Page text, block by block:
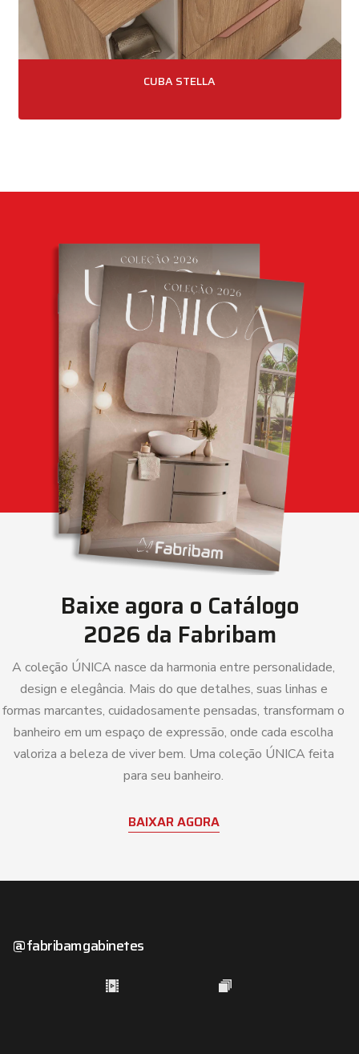
CUBA STELLA
Baixe agora o Catálogo
2026 da Fabribam
A coleção ÚNICA nasce da harmonia entre personalidade,
design e elegância. Mais do que detalhes, suas linhas e
formas marcantes, cuidadosamente pensadas, transformam o
banheiro em um espaço de expressão, onde cada escolha
valoriza a beleza de viver bem. Uma coleção ÚNICA feita
para seu banheiro.
BAIXAR AGORA
@fabribamgabinetes